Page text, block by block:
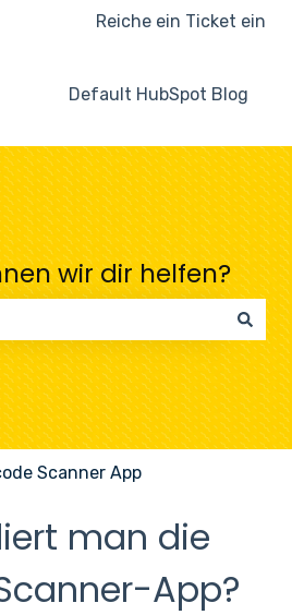
für Übersetzungen anzeigen
Reiche ein Ticket ein
Default HubSpot Blog
wir dir helfen?
da das Suchfeld leer ist.
Scanner App
man die
App?